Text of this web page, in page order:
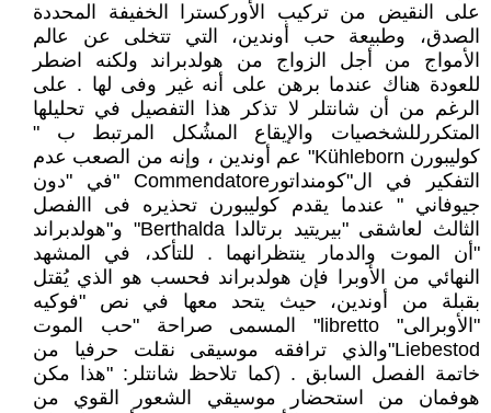
على النقيض من تركيب الأوركسترا الخفيفة المحددة
الصدق، وطبيعة حب أوندين، التي تتخلى عن عالم
الأمواج من أجل الزواج من هولدبراند ولكنه اضطر
للعودة هناك عندما برهن على أنه غير وفى لها . على
الرغم من أن شانتلر لا تذكر هذا التفصيل في تحليلها
المتكررللشخصيات والإيقاع المشُكل المرتبط ب "
كوليبورن Kühleborn" عم أوندين ، وإنه من الصعب عدم
التفكير في ال"كومنداتورCommendatore "في "دون
جيوفاني " عندما يقدم كوليبورن تحذيره فى االفصل
الثالث لعاشقى "بيريتيد برتالدا Berthalda" و"هولدبراند
"أن الموت والدمار ينتظرانهما . للتأكد، في المشهد
النهائي من الأوبرا فإن هولدبراند فحسب هو الذي يُقتل
بقبلة من أوندين، حيث يتحد معها في نص "فوكيه
"الأوبرالى" libretto" المسمى صراحة "حب الموت
Liebestod"والذي ترافقه موسيقى نقلت حرفيا من
خاتمة الفصل السابق . (كما تلاحظ شانتلر: "هذا مكن
هوفمان من استحضار موسيقي الشعور القوي من